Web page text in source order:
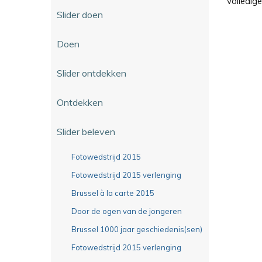
Slider doen
Doen
Slider ontdekken
Ontdekken
Slider beleven
Fotowedstrijd 2015
Fotowedstrijd 2015 verlenging
Brussel à la carte 2015
Door de ogen van de jongeren
Brussel 1000 jaar geschiedenis(sen)
Fotowedstrijd 2015 verlenging